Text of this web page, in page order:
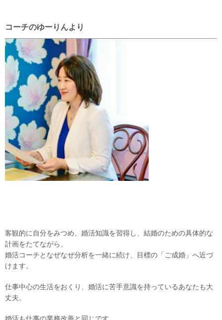
コーチのゆーりんより
客観的に自分をみつめ、婚活知識を習得し、結婚のための具体的な
計画をたてながら、
婚活コーチとなぜなぜ分析を一緒に続け、目標の「ご成婚」へ近づ
けます。
仕事中心の生活をおくり、婚活に苦手意識を持っているあなたも大
丈夫。